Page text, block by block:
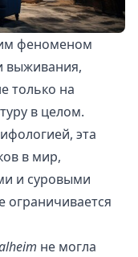
феноменом
выживания,
только на
в целом.
эта
в мир,
и суровыми
ограничивается
не могла